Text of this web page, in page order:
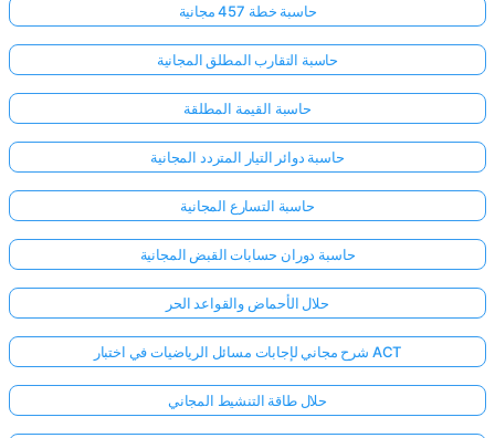
حاسبة خطة 457 مجانية
حاسبة التقارب المطلق المجانية
حاسبة القيمة المطلقة
حاسبة دوائر التيار المتردد المجانية
حاسبة التسارع المجانية
حاسبة دوران حسابات القبض المجانية
حلال الأحماض والقواعد الحر
شرح مجاني لإجابات مسائل الرياضيات في اختبار ACT
حلال طاقة التنشيط المجاني